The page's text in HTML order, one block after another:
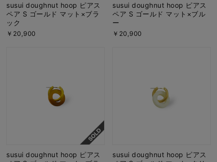
susui doughnut hoop ピアス
ペア S ゴールド マット×ブラ
ック
￥20,900
susui doughnut hoop ピアス
ペア S ゴールド マット×ブル
ー
￥20,900
susui doughnut hoop ピアス
susui doughnut hoop ピアス